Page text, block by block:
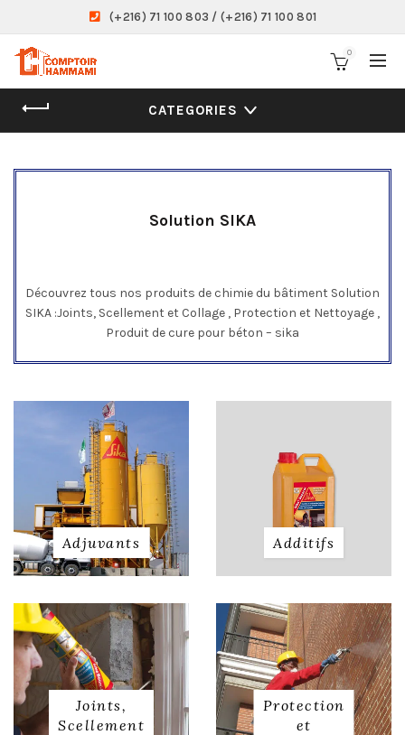
(+216) 71 100 803 / (+216) 71 100 801
0
CATEGORIES
Solution SIKA
Découvrez tous nos produits de chimie du bâtiment Solution
SIKA :Joints, Scellement et Collage , Protection et Nettoyage ,
Produit de cure pour béton – sika
Adjuvants Additifs
Joints,
Scellement
Protection
et